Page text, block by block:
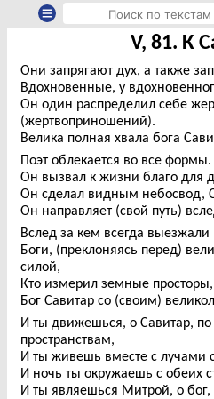
V, 81. К
Они запрягают дух, а также
Вдохновенные, у
Он один распределил себе
(жертвоприношений).
Велика полная хвала бога
Поэт облекается во все формы.
Он вызвал к жизни благо для
Он сделал видным небосвод,
Он направляет (свой путь)
Вслед за кем всегда выезжали
Боги, (преклоняясь перед)
силой,
Кто измерил земные
Бог Савитар со (своим)
И ты движешься, о Савитар,
пространствам,
И ты живешь вместе с лучами
И ночь ты окружаешь с обеих
И ты являешься Митрой, о